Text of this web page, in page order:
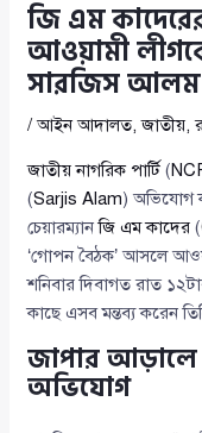
জি এম
আওয়ামী
সারজিস আলম
/আইন আদালত,জাতীয়,
জাতীয় নাগরিক পার্টি (
(Sarjis Alam) অভিযোগ
চেয়ারম্যানজি এম কাদের (
‘গোপন বৈঠক’ আসলে
শনিবার দিবাগত রাত
কাছে এসব মন্তব্য করেন
জাপার আড়ালে
অভিযোগ